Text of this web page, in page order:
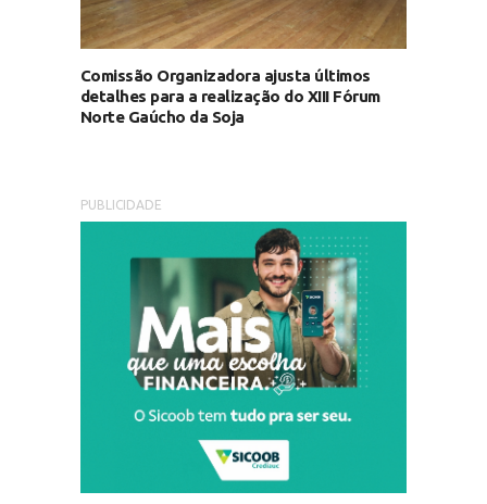
Comissão Organizadora ajusta últimos
detalhes para a realização do XIII Fórum
Norte Gaúcho da Soja
PUBLICIDADE